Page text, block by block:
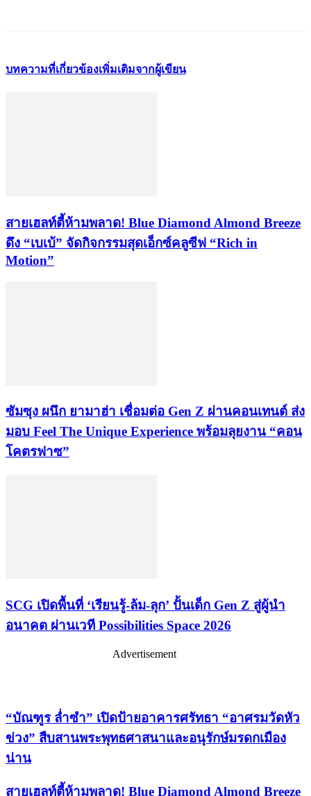
บทความที่เกี่ยวข้องเพิ่มเติมจากผู้เขียน
สายเฮลท์ตี้ห้ามพลาด! Blue Diamond Almond Breeze
ดึง “เบเบ้” จัดกิจกรรมสุดเอ็กซ์คลูซีฟ “Rich in
Motion”
ซัมซุง ผนึก ยามาฮ่า เชื่อมต่อ Gen Z ผ่านคอนเทนต์ ส่ง
มอบ Feel The Unique Experience พร้อมลุยงาน “คอน
โคตรฟาซ”
SCG เปิดพื้นที่ ‘เรียนรู้-ล้ม-ลุก’ ปั้นเด็ก Gen Z สู่ผู้นำ
อนาคต ผ่านเวที Possibilities Space 2026
Advertisement
“บัณฑูร ล่ำซำ” เปิดป้ายอาคารศรัทธา “อาศรมวัดหัว
ข่วง” สืบสานพระพุทธศาสนาและอนุรักษ์มรดกเมือง
น่าน
สายเฮลท์ตี้ห้ามพลาด! Blue Diamond Almond Breeze